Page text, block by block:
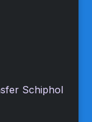
Schiphol